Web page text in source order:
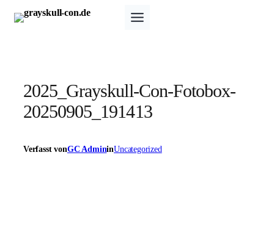
Zum
Inhalt
2025_Grayskull-Con-Fotobox-
20250905_191413
Verfasst vonGC AdmininUncategorized